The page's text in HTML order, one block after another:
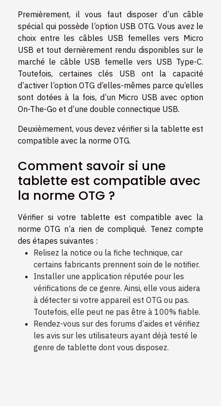
Premièrement, il vous faut disposer d’un câble
spécial qui possède l’option USB OTG. Vous avez le
choix entre les câbles USB femelles vers Micro
USB et tout dernièrement rendu disponibles sur le
marché le câble USB femelle vers USB Type-C.
Toutefois, certaines clés USB ont la capacité
d’activer l’option OTG d’elles-mêmes parce qu’elles
sont dotées à la fois, d’un Micro USB avec option
On-The-Go et d’une double connectique USB.
Deuxièmement, vous devez vérifier si la tablette est
compatible avec la norme OTG.
Comment savoir si une
tablette est compatible avec
la norme OTG ?
Vérifier si votre tablette est compatible avec la
norme OTG n’a rien de compliqué. Tenez compte
des étapes suivantes :
Relisez la notice ou la fiche technique, car
certains fabricants prennent soin de le notifier.
Installer une application réputée pour les
vérifications de ce genre. Ainsi, elle vous aidera
à détecter si votre appareil est OTG ou pas.
Toutefois, elle peut ne pas être à 100% fiable.
Rendez-vous sur des forums d’aides et vérifiez
les avis sur les utilisateurs ayant déjà testé le
genre de tablette dont vous disposez.